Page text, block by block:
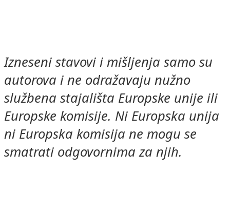
Izneseni stavovi i mišljenja samo su
autorova i ne odražavaju nužno
službena stajališta Europske unije ili
Europske komisije. Ni Europska unija
ni Europska komisija ne mogu se
smatrati odgovornima za njih.